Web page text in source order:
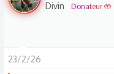
Divin Donateur 🤲
23/2/26